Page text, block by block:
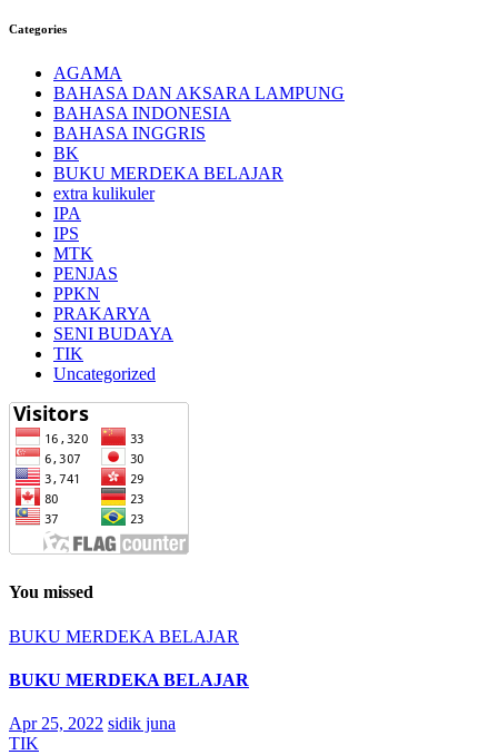
Categories
AGAMA
BAHASA DAN AKSARA LAMPUNG
BAHASA INDONESIA
BAHASA INGGRIS
BK
BUKU MERDEKA BELAJAR
extra kulikuler
IPA
IPS
MTK
PENJAS
PPKN
PRAKARYA
SENI BUDAYA
TIK
Uncategorized
You missed
BUKU MERDEKA BELAJAR
BUKU MERDEKA BELAJAR
Apr 25, 2022 sidik juna
TIK